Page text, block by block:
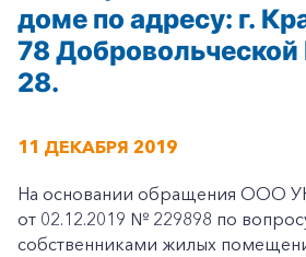
доме по адресу: г.
78
28.
11 ДЕКАБРЯ 2019
На основании обращения ООО
от 02.12.2019 № 229898 по
собственниками жилых